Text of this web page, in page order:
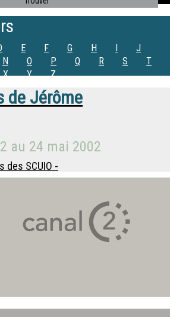
E F G H I
J
N O P Q R S
T
X Y Z
de Jérôme
au 24 mai 2002
des SCUIO -